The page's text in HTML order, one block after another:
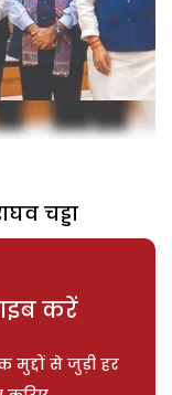
चड्डा
करें
मुद्दों से जुड़ी हर